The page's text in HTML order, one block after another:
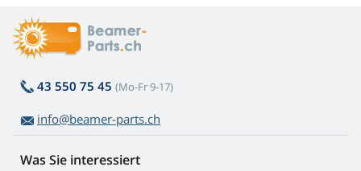
43 550 75 45 (Mo-Fr 9-17)
info@beamer-parts.ch
Was Sie interessiert